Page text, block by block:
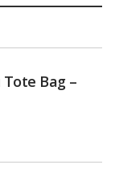
Bag –